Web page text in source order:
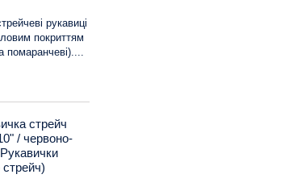
рукавиці
покриттям
помаранчеві)....
стрейч
/ червоно-